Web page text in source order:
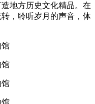
地方历史文化精品。在
，聆听岁月的声音，体